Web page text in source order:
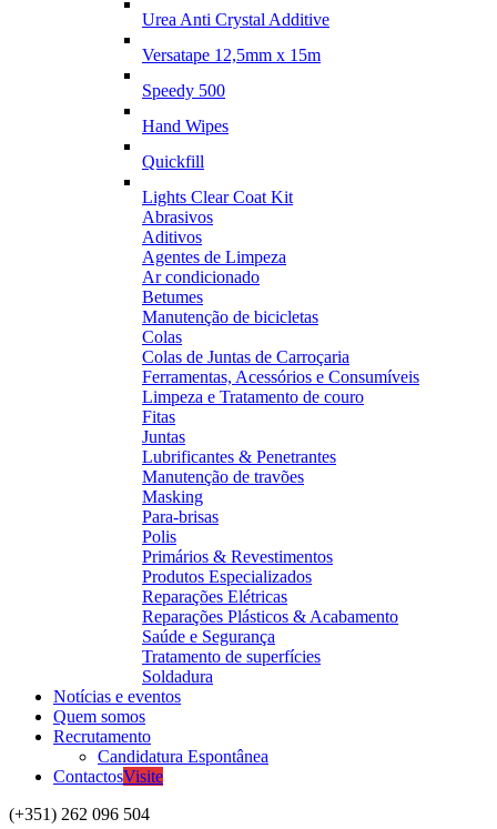
Urea Anti Crystal Additive
Versatape 12,5mm x 15m
Speedy 500
Hand Wipes
Quickfill
Lights Clear Coat Kit
Abrasivos
Aditivos
Agentes de Limpeza
Ar condicionado
Betumes
Manutenção de bicicletas
Colas
Colas de Juntas de Carroçaria
Ferramentas, Acessórios e Consumíveis
Limpeza e Tratamento de couro
Fitas
Juntas
Lubrificantes & Penetrantes
Manutenção de travões
Masking
Para-brisas
Polis
Primários & Revestimentos
Produtos Especializados
Reparações Elétricas
Reparações Plásticos & Acabamento
Saúde e Segurança
Tratamento de superfícies
Soldadura
Notícias e eventos
Quem somos
Recrutamento
Candidatura Espontânea
ContactosVisite
(+351) 262 096 504